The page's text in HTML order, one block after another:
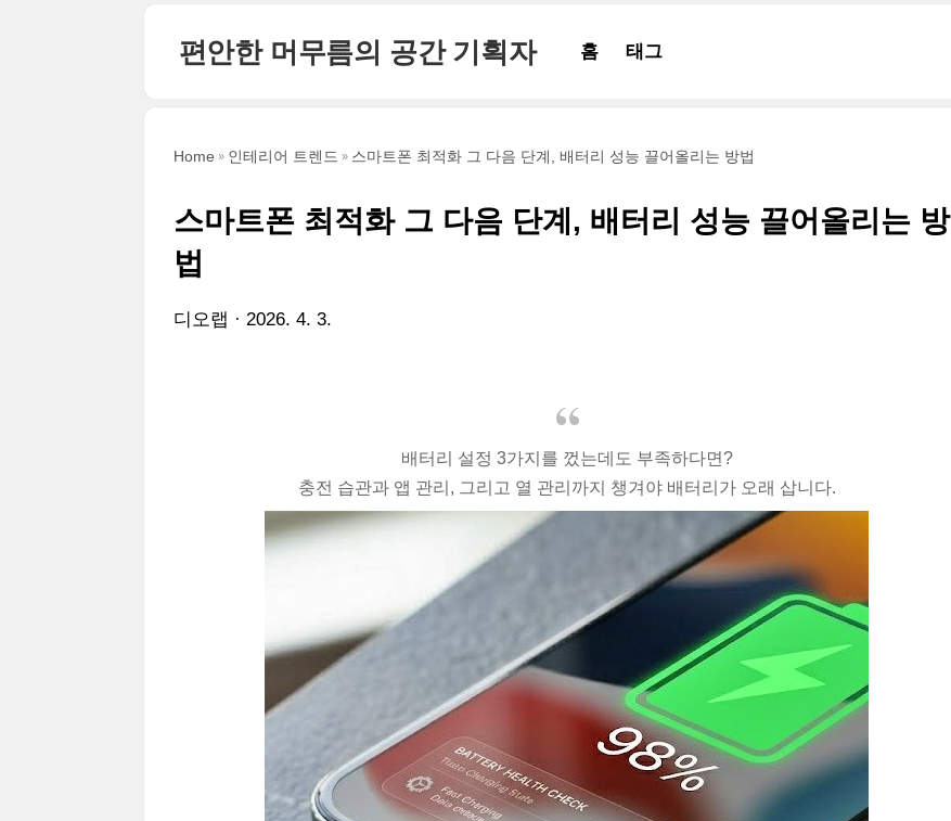
편안한 머무름의 공간 기획자 홈 태그
Home 인테리어 트렌드 스마트폰 최적화 그 다음 단계, 배터리 성능 끌어올리는 방법
스마트폰 최적화 그 다음 단계, 배터리 성능 끌어올리는 방
법
디오랩 2026. 4. 3.
배터리 설정 3가지를 껐는데도 부족하다면?
충전 습관과 앱 관리, 그리고 열 관리까지 챙겨야 배터리가 오래 삽니다.